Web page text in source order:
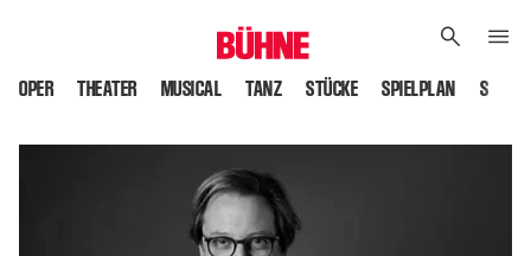
OPER THEATER MUSICAL TANZ STÜCKE SPIELPLAN